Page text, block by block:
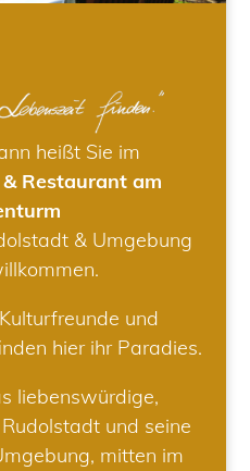
heißt Sie im
Restaurant am
& Umgebung
und
hier ihr Paradies.
liebenswürdige,
und seine
mitten im